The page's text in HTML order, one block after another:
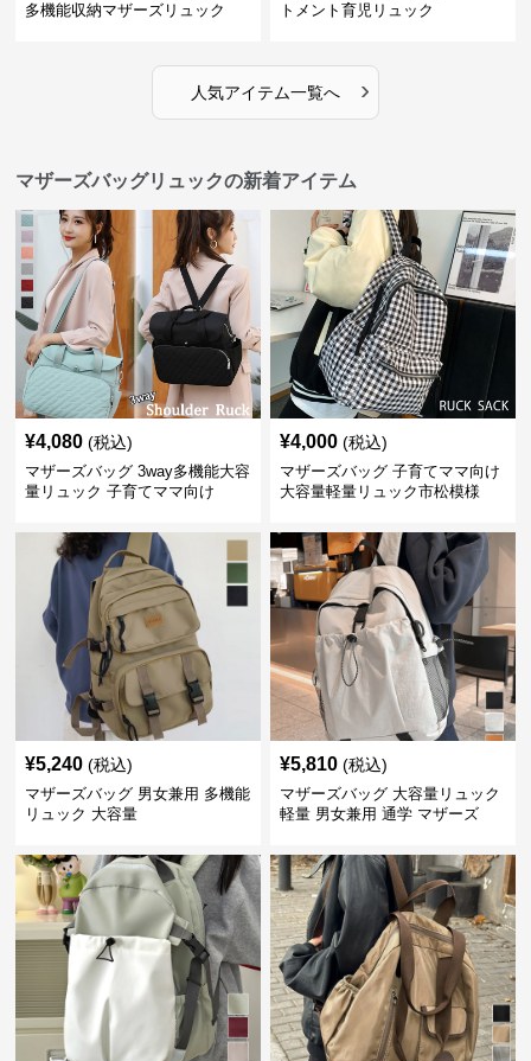
多機能収納マザーズリュック
トメント育児リュック
人気アイテム一覧へ ›
マザーズバッグリュックの新着アイテム
¥4,080 (税込)
マザーズバッグ 3way多機能大容
量リュック 子育てママ向け
¥4,000 (税込)
マザーズバッグ 子育てママ向け
大容量軽量リュック市松模様
¥5,240 (税込)
マザーズバッグ 男女兼用 多機能
リュック 大容量
¥5,810 (税込)
マザーズバッグ 大容量リュック
軽量 男女兼用 通学 マザーズ